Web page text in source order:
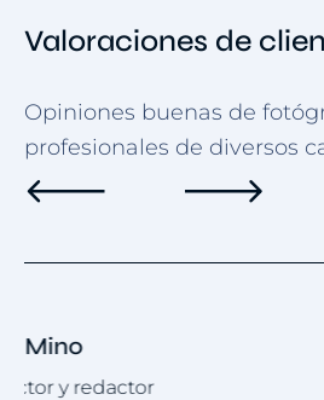
Correo
Valoraciones de
Opiniones buenas de
profesionales de diversos